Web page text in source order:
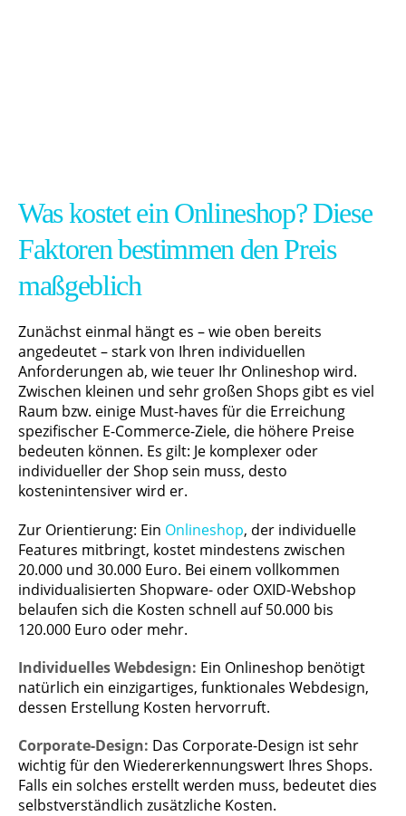
Was kostet ein Onlineshop? Diese
Faktoren bestimmen den Preis
maßgeblich
Zunächst einmal hängt es – wie oben bereits
angedeutet – stark von Ihren individuellen
Anforderungen ab, wie teuer Ihr Onlineshop wird.
Zwischen kleinen und sehr großen Shops gibt es viel
Raum bzw. einige Must-haves für die Erreichung
spezifischer E-Commerce-Ziele, die höhere Preise
bedeuten können. Es gilt: Je komplexer oder
individueller der Shop sein muss, desto
kostenintensiver wird er.
Zur Orientierung: Ein Onlineshop, der individuelle
Features mitbringt, kostet mindestens zwischen
20.000 und 30.000 Euro. Bei einem vollkommen
individualisierten Shopware- oder OXID-Webshop
belaufen sich die Kosten schnell auf 50.000 bis
120.000 Euro oder mehr.
Individuelles Webdesign: Ein Onlineshop benötigt
natürlich ein einzigartiges, funktionales Webdesign,
dessen Erstellung Kosten hervorruft.
Corporate-Design: Das Corporate-Design ist sehr
wichtig für den Wiedererkennungswert Ihres Shops.
Falls ein solches erstellt werden muss, bedeutet dies
selbstverständlich zusätzliche Kosten.